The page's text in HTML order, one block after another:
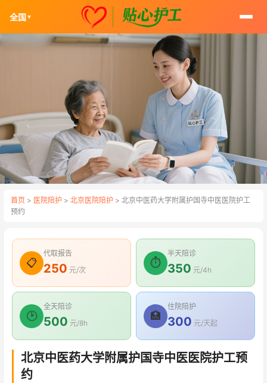
全国 ▼
首页 > 医院陪护 > 北京医院陪护 > 北京中医药大学附属护国寺中医医院护工
预约
📋
代取报告
250 元/次
⏱
半天陪诊
350 元/4h
🕑
全天陪诊
500 元/8h
🏥
住院陪护
300 元/天起
北京中医药大学附属护国寺中医医院护工预
约